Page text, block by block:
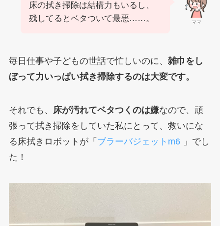
ママ
床の拭き掃除は結構力もいるし、
残してるとベタついて最悪……。
毎日仕事や子どもの世話で忙しいのに、 雑巾をし
ぼって力いっぱい拭き掃除するのは大変です。
それでも、 床が汚れてベタつくのは嫌なので、頑
張って拭き掃除をしていた私にとって、救いにな
る床拭きロボットが「 ブラーバジェットm6
」でし
た！